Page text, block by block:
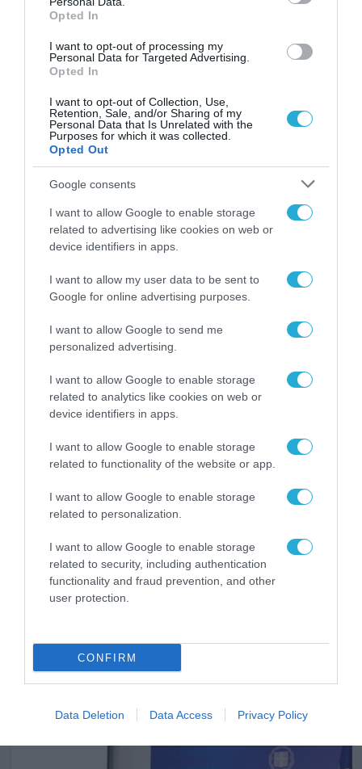
Opted In
I want to opt-out of processing my
Personal Data for Targeted Advertising.
Opted In
I want to opt-out of Collection, Use,
Retention, Sale, and/or Sharing of my
Personal Data that Is Unrelated with the
Purposes for which it was collected.
Opted Out
Google consents
I want to allow Google to enable storage
related to advertising like cookies on web or
device identifiers in apps.
I want to allow my user data to be sent to
Google for online advertising purposes.
I want to allow Google to send me
personalized advertising.
I want to allow Google to enable storage
related to analytics like cookies on web or
device identifiers in apps.
I want to allow Google to enable storage
related to functionality of the website or app.
I want to allow Google to enable storage
related to personalization.
I want to allow Google to enable storage
related to security, including authentication
functionality and fraud prevention, and other
user protection.
CONFIRM
Data Deletion Data Access Privacy Policy
βαλίτσα του φετινού
καλοκαιριού έχει την
υπογραφή της Xiaomi
31.07.2026
ΝΟΜΟΘΕΣΙΑ
ΟΙΚΟΝΟΜΙΑ
αλλαγές σε εισφορές, συντάξεις και
φορητότητα
29.07.2026